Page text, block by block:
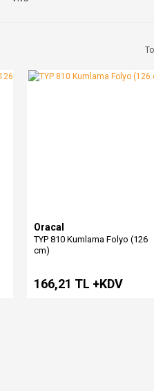
Oracal
TYP 810 Kumlama Folyo (126
cm)
166,21 TL +KDV